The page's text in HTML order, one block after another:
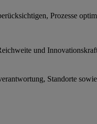
Prozesse
und
Standorte